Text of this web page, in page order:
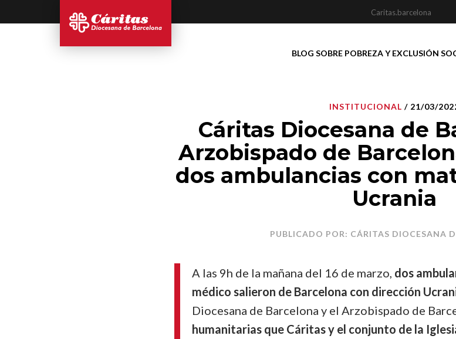
Caritas.barcelona
BLOG SOBRE POBREZA Y EXCLUSIÓN
INSTITUCIONAL / 21/03/
Cáritas Diocesana de
Arzobispado de
dos ambulancias con
Ucrania
PUBLICADO POR: CÁRITAS DIOCESANA
A las 9h de la mañana del 16 de marzo, dos
médico salieron de Barcelona con dirección
Diocesana de Barcelona y el Arzobispado de
humanitarias que Cáritas y el conjunto de la